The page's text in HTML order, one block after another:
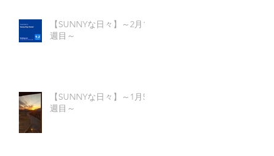
【SUNNYな日々】～2月1
週目～
【SUNNYな日々】～1月5
週目～